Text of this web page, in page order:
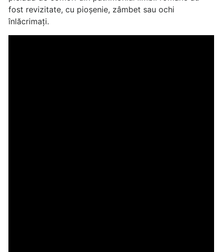
fost revizitate, cu pioșenie, zâmbet sau ochi
înlăcrimați.